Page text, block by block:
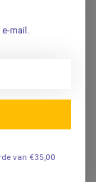
mail.
van €35,00